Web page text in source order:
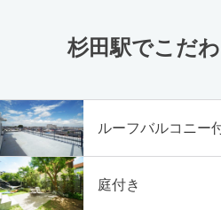
杉田駅でこだ
ルーフバルコニー
庭付き